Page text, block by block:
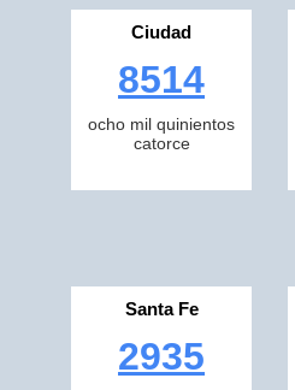
Ciudad
8514
ocho mil quinientos
catorce
Santa Fe
2935